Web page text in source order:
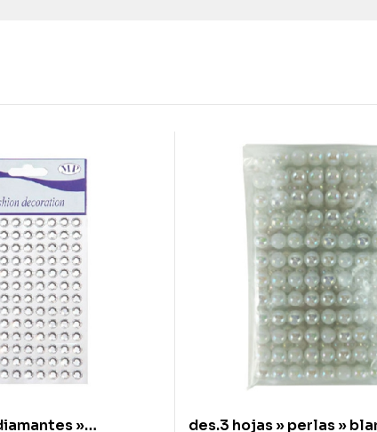
»
des.3 hojas » perlas »